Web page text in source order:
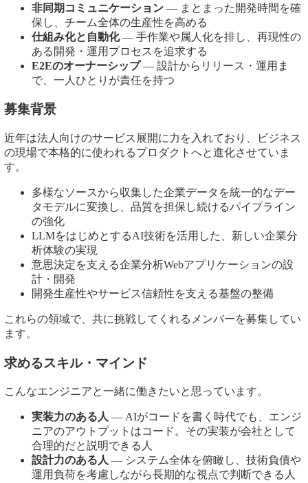
非同期コミュニケーション— まとまった開発時間を確
保し、チーム全体の生産性を高める
仕組み化と自動化— 手作業や属人化を排し、再現性の
ある開発・運用プロセスを追求する
E2Eのオーナーシップ— 設計からリリース・運用ま
で、一人ひとりが責任を持つ
募集背景
近年は法人向けのサービス展開に力を入れており、ビジネス
の現場で本格的に使われるプロダクトへと進化させていま
す。
多様なソースから収集した企業データを統一的なデー
タモデルに変換し、品質を担保し続けるパイプライン
の強化
LLMをはじめとするAI技術を活用した、新しい企業分
析体験の実現
意思決定を支える企業分析Webアプリケーションの設
計・開発
開発生産性やサービス信頼性を支える基盤の整備
これらの領域で、共に挑戦してくれるメンバーを募集してい
ます。
求めるスキル・マインド
こんなエンジニアと一緒に働きたいと思っています。
実装力のある人 — AIがコードを書く時代でも、エンジ
ニアのアウトプットはコード。その実装が会社として
合理的だと説明できる人
設計力のある人 — システム全体を俯瞰し、技術負債や
運用負荷を考慮しながら長期的な視点で判断できる人